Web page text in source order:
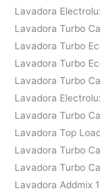
Lavadora
Lavadora Turbo
Lavadora Turbo
Lavadora Turbo
Lavadora Turbo
Lavadora
Lavadora Turbo
Lavadora Top
Lavadora Turbo
Lavadora Turbo
Lavadora Addmix